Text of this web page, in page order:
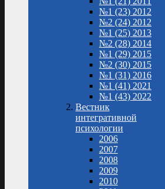
№1 (23) 2012
№2 (24) 2012
№1 (25) 2013
№2 (28) 2014
№1 (29) 2015
№2 (30) 2015
№1 (31) 2016
№1 (41) 2021
№1 (43) 2022
Вестник
интегративной
психологии
2006
2007
2008
2009
2010